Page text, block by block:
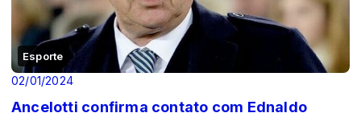
Esporte
02/01/2024
Ancelotti confirma contato com Ednaldo